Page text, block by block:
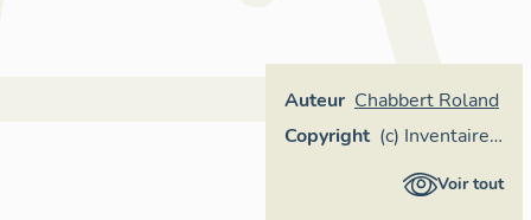
Auteur Chabbert Roland
Copyright (c) Inventaire
généralVoir tout